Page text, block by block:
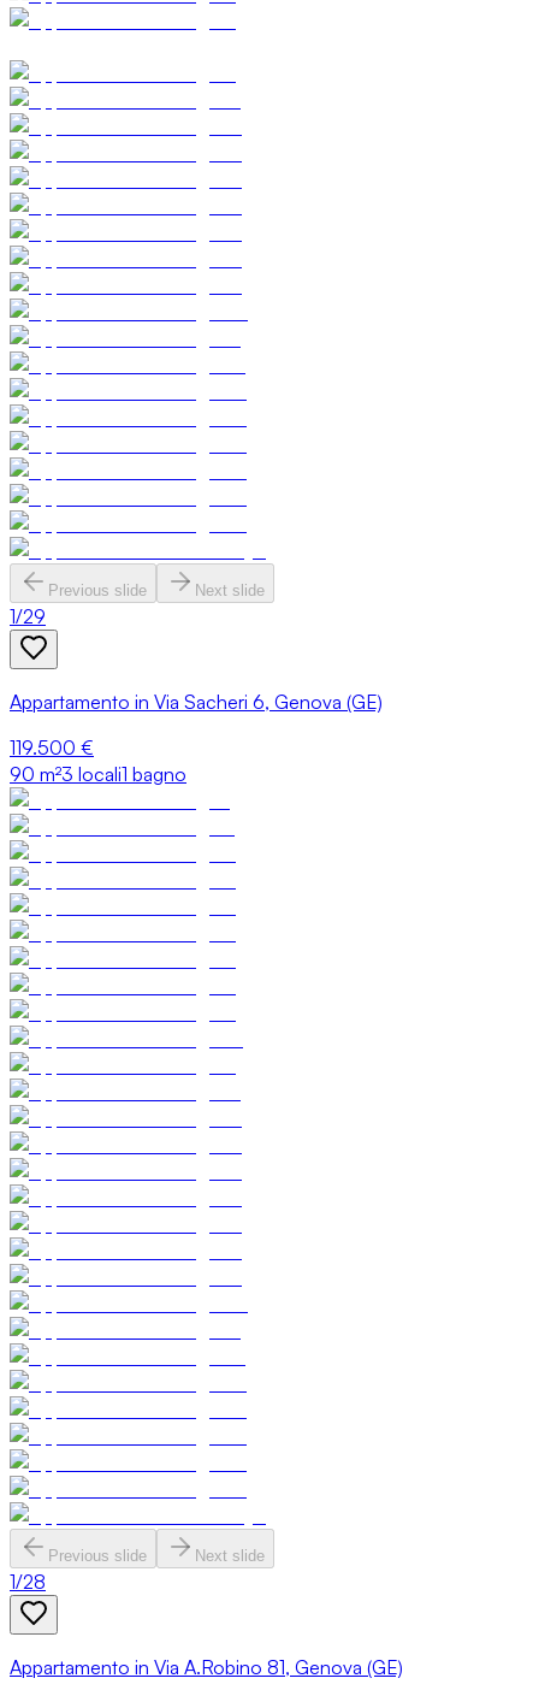
Previous slide Next slide
1/29
Appartamento in Via Sacheri 6, Genova (GE)
119.500 €
90 m²3 locali1 bagno
Previous slide Next slide
1/28
Appartamento in Via A.Robino 81, Genova (GE)